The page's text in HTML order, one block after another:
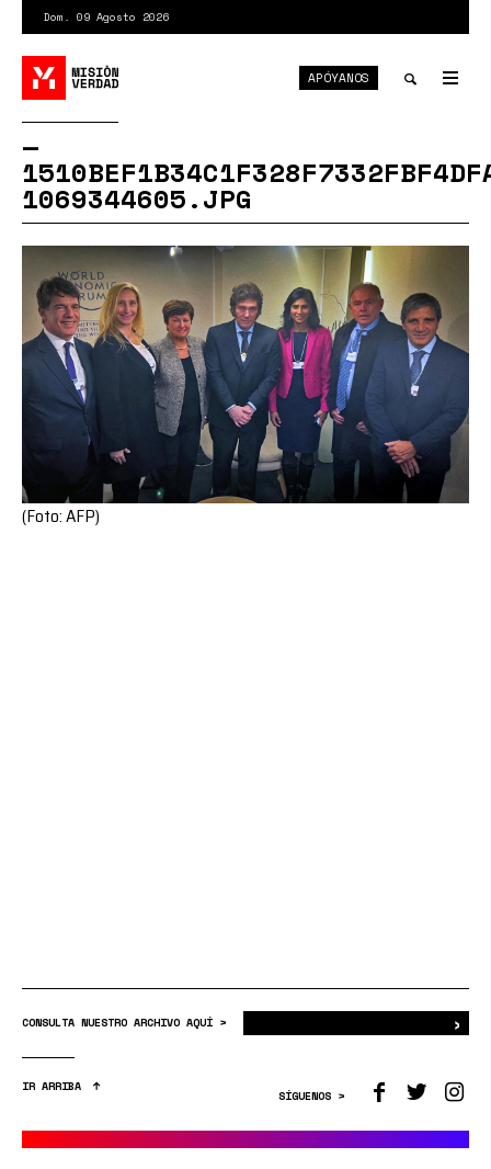
contenido
principal
Dom. 09 Agosto 2026
search
APÓYANOS
1069344605.JPG
(Foto: AFP)
CONSULTA NUESTRO ARCHIVO AQUÍ > ›
IR ARRIBA
SÍGUENOS >